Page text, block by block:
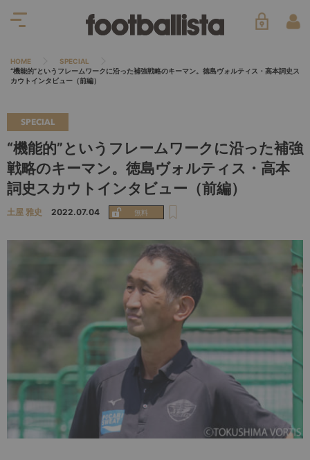
HOME
SPECIAL
“機能的”というフレームワークに沿った補強戦略のキーマン。徳島ヴォルティス・高本詞史ス
カウトインタビュー（前編）
SPECIAL
“機能的”というフレームワークに沿った補強
戦略のキーマン。徳島ヴォルティス・高本
詞史スカウトインタビュー（前編）
土屋 雅史 2022.07.04